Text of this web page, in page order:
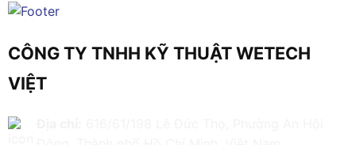
CÔNG TY TNHH KỸ THUẬT WETECH
VIỆT